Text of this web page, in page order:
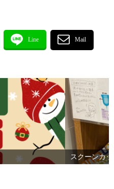
スクーンカ